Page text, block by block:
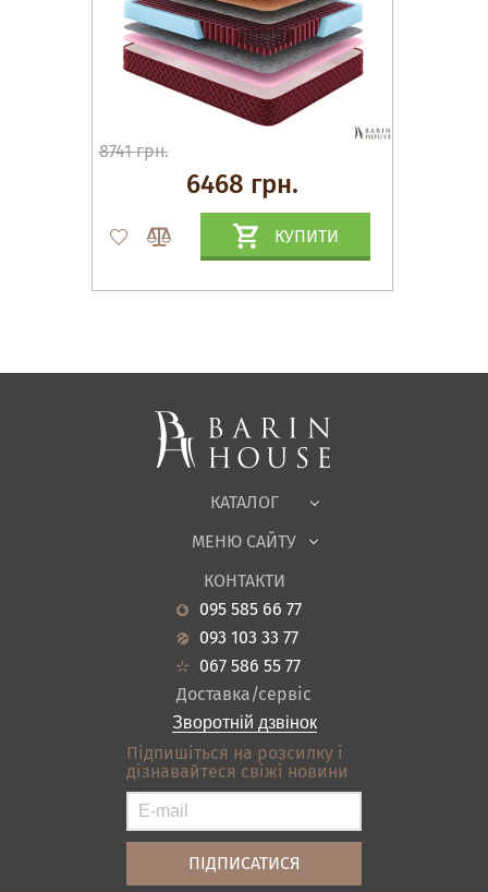
8741 грн.
6468 грн.
КУПИТИ
КАТАЛОГ
Спальні, Ліжка
Корпусні меблі
Офісні меблі
Садові меблі
Вітальня
Кухня
Передпокої
Ванна
Акціі
МЕНЮ САЙТУ
Про нас
Новини
Гарантія
Кредит
Оплата і доставка
Відгуки
Контакти
Карта сайту
Умови покупки
КОНТАКТИ
095 585 66 77
093 103 33 77
067 586 55 77
Доставка/сервіс
Зворотній дзвінок
Підпишіться на розсилку і
дізнавайтеся свіжі новини